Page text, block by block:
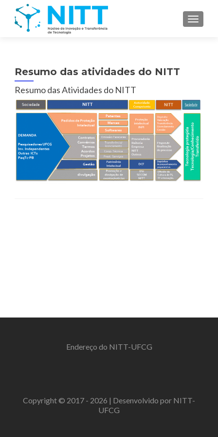
Resumo das atividades do NITT
Resumo das Atividades do NITT
Endereço do NITT-UFCG
Copyright © 2017 - 2026 | Desenvolvido por NITT-
UFCG